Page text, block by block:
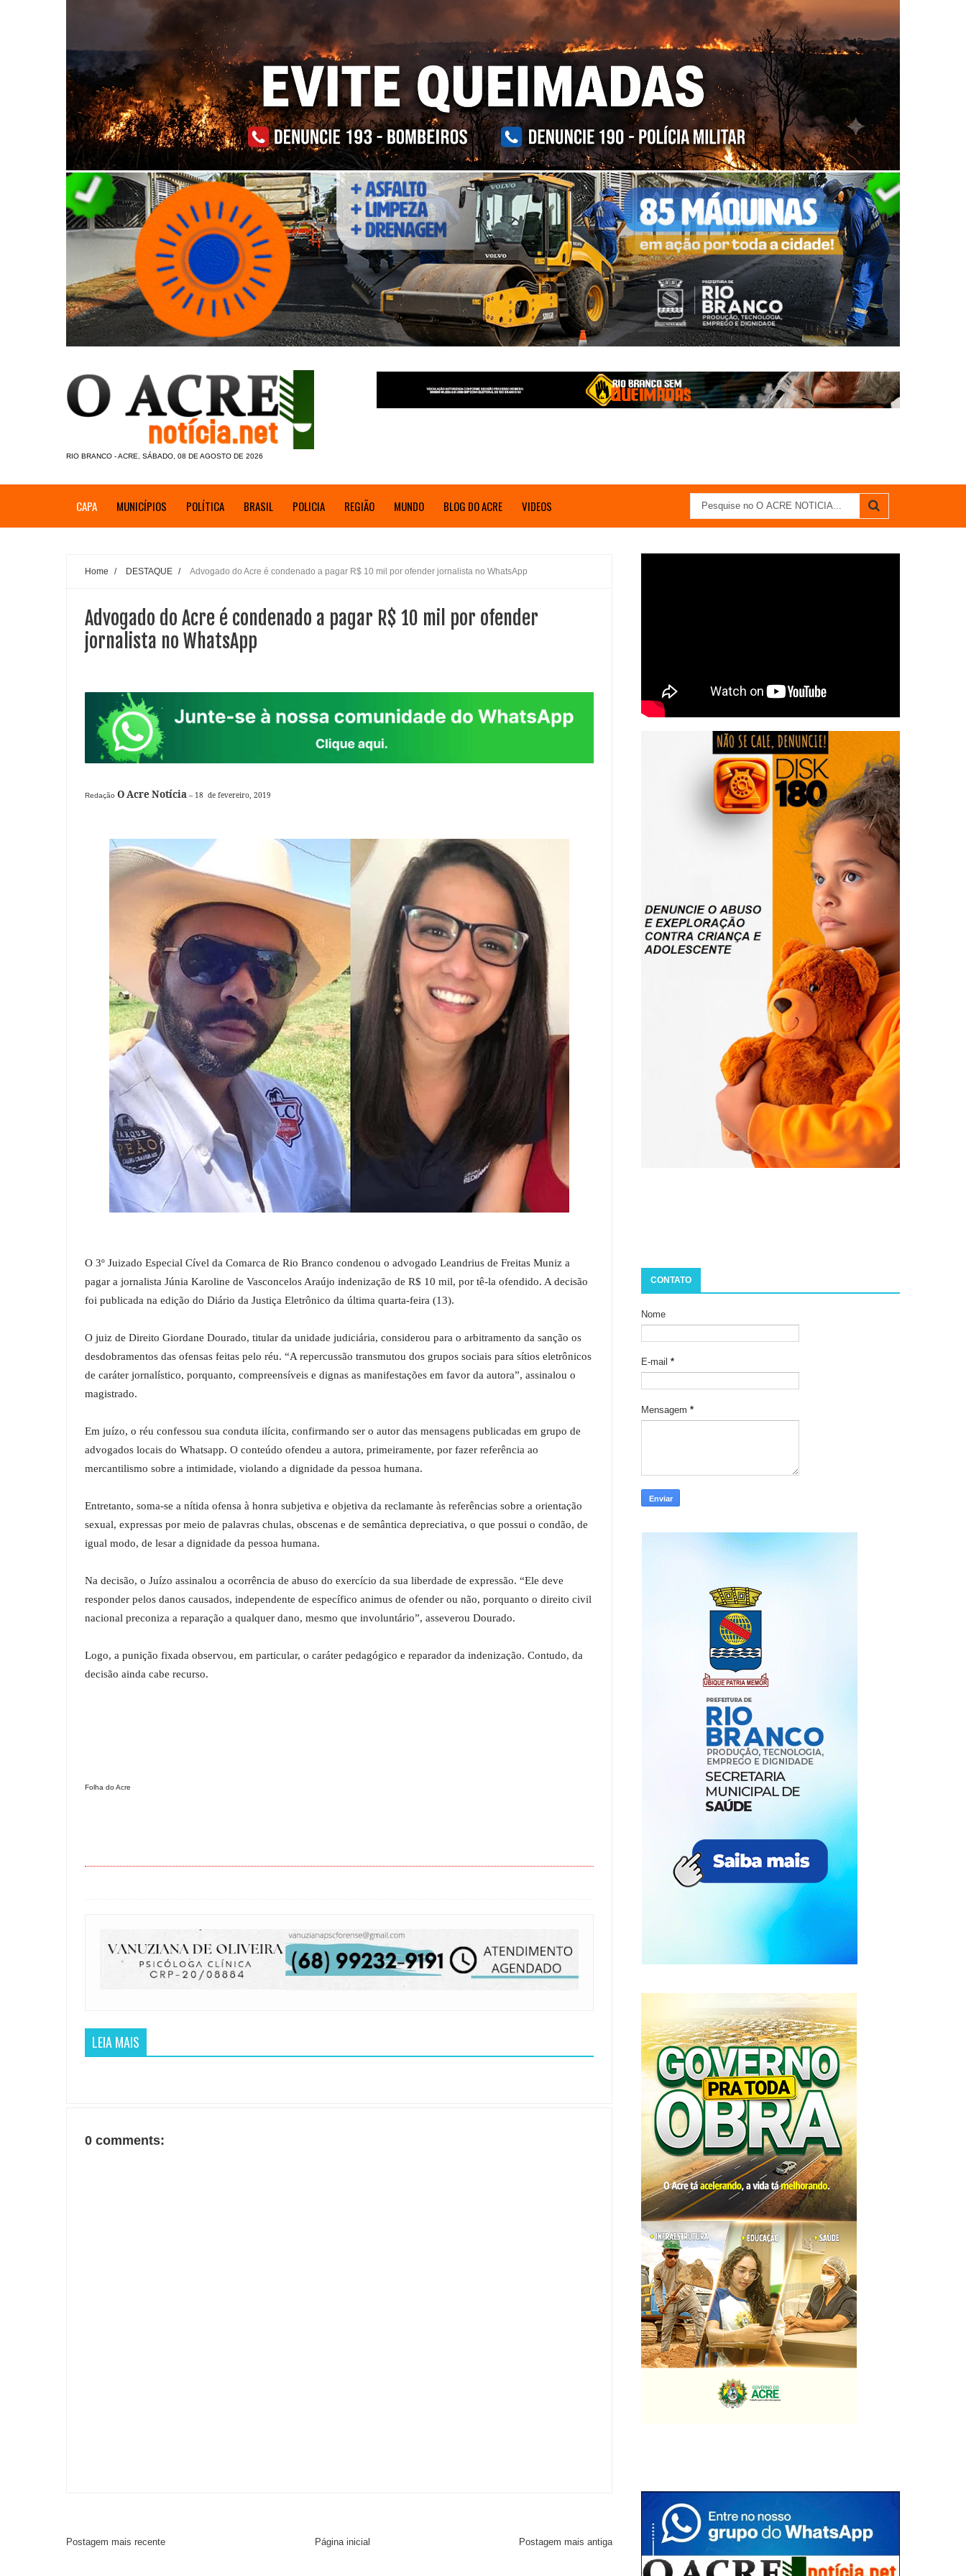
RIO BRANCO - ACRE, SÁBADO, 08 DE AGOSTO DE 2026
CAPA MUNICÍPIOS POLÍTICA BRASIL POLICIA REGIÃO MUNDO BLOG DO ACRE VIDEOS
Home / DESTAQUE / Advogado do Acre é condenado a pagar R$ 10 mil por ofender jornalista no WhatsApp
Advogado do Acre é condenado a pagar R$ 10 mil por ofender
jornalista no WhatsApp
Redação O Acre Notícia – 18 de fevereiro, 2019
O 3º Juizado Especial Cível da Comarca de Rio Branco condenou o advogado Leandrius de Freitas Muniz a
pagar a jornalista Júnia Karoline de Vasconcelos Araújo indenização de R$ 10 mil, por tê-la ofendido. A decisão
foi publicada na edição do Diário da Justiça Eletrônico da última quarta-feira (13).
O juiz de Direito Giordane Dourado, titular da unidade judiciária, considerou para o arbitramento da sanção os
desdobramentos das ofensas feitas pelo réu. “A repercussão transmutou dos grupos sociais para sítios eletrônicos
de caráter jornalístico, porquanto, compreensíveis e dignas as manifestações em favor da autora”, assinalou o
magistrado.
Em juízo, o réu confessou sua conduta ilícita, confirmando ser o autor das mensagens publicadas em grupo de
advogados locais do Whatsapp. O conteúdo ofendeu a autora, primeiramente, por fazer referência ao
mercantilismo sobre a intimidade, violando a dignidade da pessoa humana.
Entretanto, soma-se a nítida ofensa à honra subjetiva e objetiva da reclamante às referências sobre a orientação
sexual, expressas por meio de palavras chulas, obscenas e de semântica depreciativa, o que possui o condão, de
igual modo, de lesar a dignidade da pessoa humana.
Na decisão, o Juízo assinalou a ocorrência de abuso do exercício da sua liberdade de expressão. “Ele deve
responder pelos danos causados, independente de específico animus de ofender ou não, porquanto o direito civil
nacional preconiza a reparação a qualquer dano, mesmo que involuntário”, asseverou Dourado.
Logo, a punição fixada observou, em particular, o caráter pedagógico e reparador da indenização. Contudo, da
decisão ainda cabe recurso.
Folha do Acre
LEIA MAIS
0 comments:
Postagem mais recente Postagem mais antiga
Página inicial
CONTATO
Nome
E-mail *
Mensagem *